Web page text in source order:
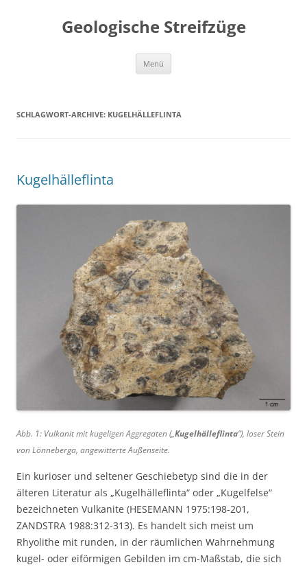
Geologische Streifzüge
Menü
SCHLAGWORT-ARCHIVE: KUGELHÄLLEFLINTA
Kugelhälleflinta
Abb. 1: Vulkanit mit kugeligen Aggregaten („Kugelhälleflinta“), loser Stein
von Lönneberga, angewitterte Außenseite.
Ein kurioser und seltener Geschiebetyp sind die in der
älteren Literatur als „Kugelhälleflinta“ oder „Kugelfelse“
bezeichneten Vulkanite (HESEMANN 1975:198-201,
ZANDSTRA 1988:312-313). Es handelt sich meist um
Rhyolithe mit runden, in der räumlichen Wahrnehmung
kugel- oder eiförmigen Gebilden im cm-Maßstab, die sich